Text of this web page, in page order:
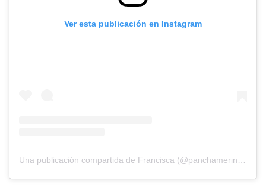
Ver esta publicación en Instagram